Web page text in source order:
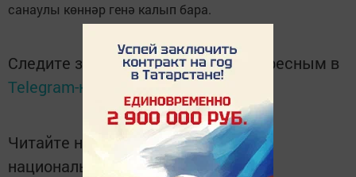
санаулы көннәр генә калып бара.
Следите за самым важным и интересным в
Telegram-канале
Татмедиа
Читайте новости Татарстана в
национальном мессенджере MАХ: